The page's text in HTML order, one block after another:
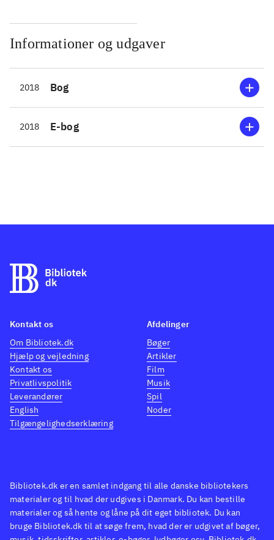
Informationer og udgaver
2018 Bog
2018 E-bog
Bibliotek.dk er en samlet indgang til alle danske bibliotekers
materialer og til hvad der udgives i Danmark. Du kan bestille
materialer og så hente og låne på dit eget bibliotek. Du kan
bruge Bibliotek.dk til at søge frem, hvad der er udgivet af bøger,
Kontakt os
Om Bibliotek.dk
Hjælp og vejledning
Kontakt os
Privatlivspolitik
Leverandører
English
Tilgængelighedserklæring
Afdelinger
Bøger
Artikler
Film
Musik
Spil
Noder